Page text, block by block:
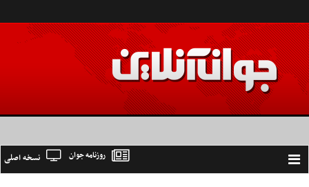
Toggle
نسخه اصلی روزنامه جوان